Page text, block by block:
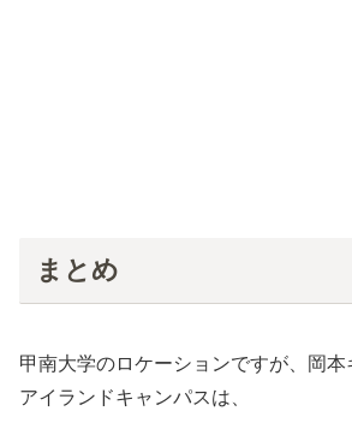
まとめ
甲南大学のロケーションですが、岡本
アイランドキャンパスは、